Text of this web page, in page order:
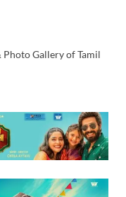
Gallery of Tamil